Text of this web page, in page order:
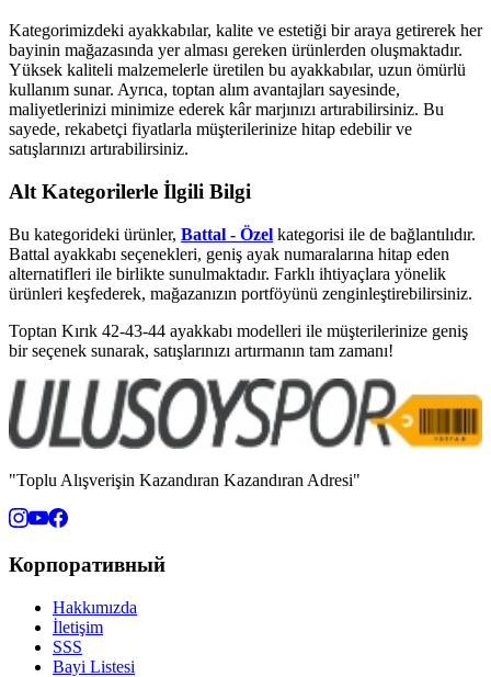
Kategorimizdeki ayakkabılar, kalite ve estetiği bir araya getirerek her
bayinin mağazasında yer alması gereken ürünlerden oluşmaktadır.
Yüksek kaliteli malzemelerle üretilen bu ayakkabılar, uzun ömürlü
kullanım sunar. Ayrıca, toptan alım avantajları sayesinde,
maliyetlerinizi minimize ederek kâr marjınızı artırabilirsiniz. Bu
sayede, rekabetçi fiyatlarla müşterilerinize hitap edebilir ve
satışlarınızı artırabilirsiniz.
Alt Kategorilerle İlgili Bilgi
Bu kategorideki ürünler, Battal - Özel kategorisi ile de bağlantılıdır.
Battal ayakkabı seçenekleri, geniş ayak numaralarına hitap eden
alternatifleri ile birlikte sunulmaktadır. Farklı ihtiyaçlara yönelik
ürünleri keşfederek, mağazanızın portföyünü zenginleştirebilirsiniz.
Toptan Kırık 42-43-44 ayakkabı modelleri ile müşterilerinize geniş
bir seçenek sunarak, satışlarınızı artırmanın tam zamanı!
"Toplu Alışverişin Kazandıran Kazandıran Adresi"
Корпоративный
Hakkımızda
İletişim
SSS
Bayi Listesi